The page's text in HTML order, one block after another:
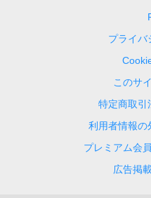
プライバ
このサ
特定商取引
利用者情報の
プレミアム会
広告掲